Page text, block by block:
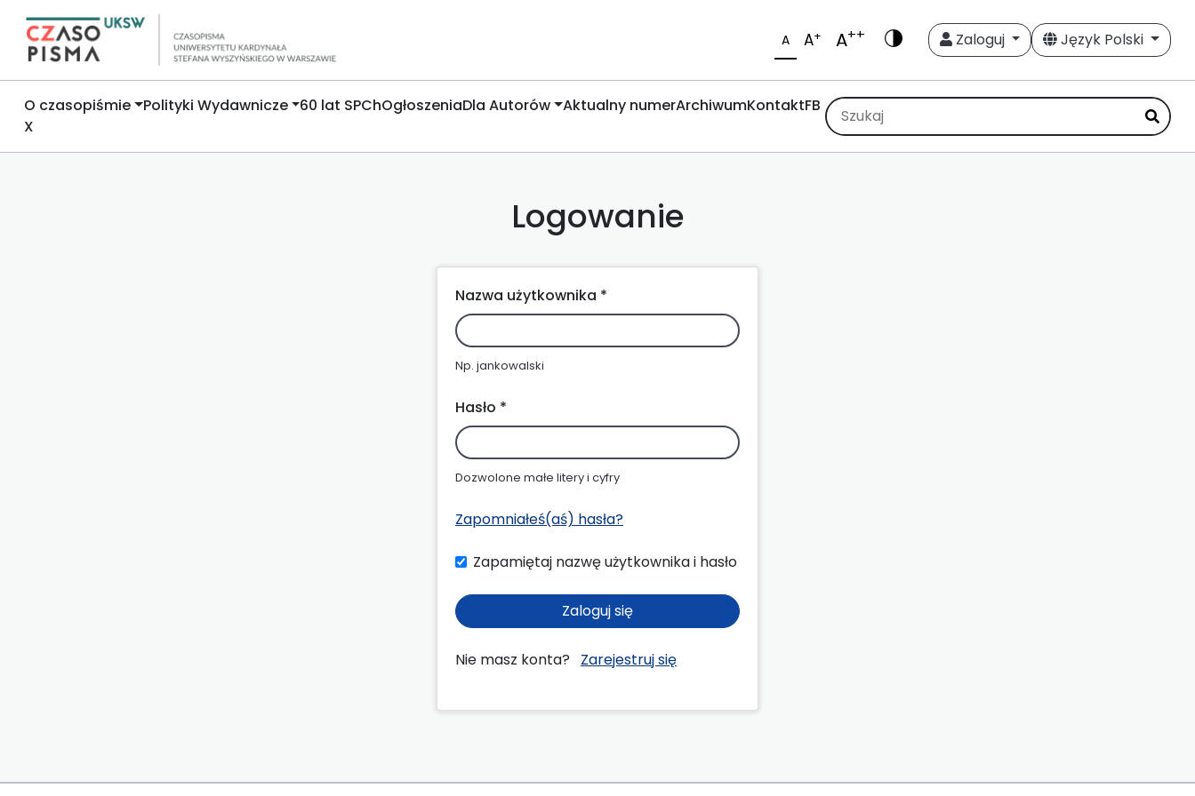
A A+ A++ Zaloguj Język Polski
O czasopiśmie Polityki Wydawnicze 60 lat SPChOgłoszeniaDla Autorów Aktualny numerArchiwumKontaktFB
X
Logowanie
Nazwa użytkownika *
Np. jankowalski
Hasło *
Dozwolone małe litery i cyfry
Zapomniałeś(aś) hasła?
Zapamiętaj nazwę użytkownika i hasło
Zaloguj się
Nie masz konta? Zarejestruj się